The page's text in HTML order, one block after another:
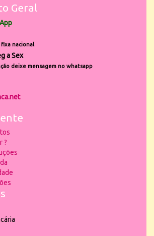
Geral
fixa nacional
a Sex
deixe mensagem no whatsapp
?